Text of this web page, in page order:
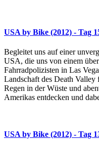
USA by Bike (2012) - Tag
Begleitet uns auf einer
USA, die uns von einem
Fahrradpolizisten in Las
Landschaft des Death
Regen in der Wüste und
Amerikas entdecken und
USA by Bike (2012) - Tag